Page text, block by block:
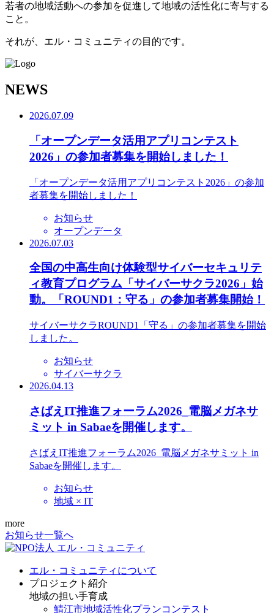
若者の地域活動への参加を促進して地域の活性化に寄与する
こと。
それが、エル・コミュニティの目的です。
NEWS
2026.07.09
「オープンデータ活用アプリコンテスト
2026」の参加者募集を開始しました！
「オープンデータ活用アプリコンテスト2026」の参加
者募集を開始しました！
お知らせ
オープンデータ
2026.07.03
全国の中高生向け体験型サイバーセキュリテ
ィ教育プログラム「サイバーサクラ2026」始
動。「ROUND1：守る」の参加者募集開始！
サイバーサクラROUND1「守る」の参加者募集を開始
しました。
お知らせ
サイバーサクラ
2026.04.13
さばえIT推進フォーラム2026_電脳メガネサ
ミット in Sabaeを開催します。
さばえIT推進フォーラム2026_電脳メガネサミット in
Sabaeを開催します。
お知らせ
地域 × IT
more
お知らせ一覧へ
エル・コミュニティについて
プロジェクト紹介
地域の担い手育成
鯖江市地域活性化プランコンテスト